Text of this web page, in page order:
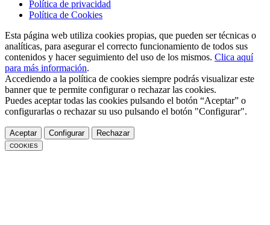
Política de privacidad
Política de Cookies
Esta página web utiliza cookies propias, que pueden ser técnicas o
analíticas, para asegurar el correcto funcionamiento de todos sus
contenidos y hacer seguimiento del uso de los mismos. Clica aquí
para más información.
Accediendo a la política de cookies siempre podrás visualizar este
banner que te permite configurar o rechazar las cookies.
Puedes aceptar todas las cookies pulsando el botón “Aceptar” o
configurarlas o rechazar su uso pulsando el botón "Configurar".
Aceptar Configurar Rechazar
COOKIES